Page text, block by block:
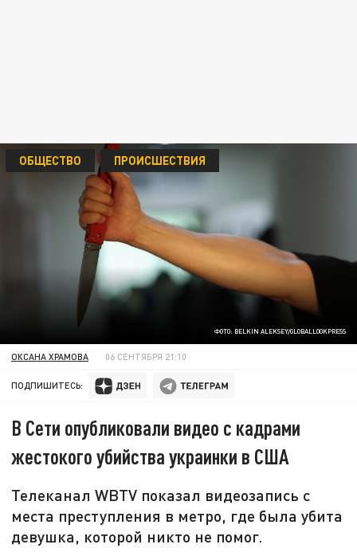
ФОТО: BELKIN ALEKSEY/GLOBALLOOKPRESS
ОБЩЕСТВО ПРОИСШЕСТВИЯ
ОКСАНА ХРАМОВА 06 СЕНТЯБРЯ 21:10
ПОДПИШИТЕСЬ:
В Сети опубликовали видео с кадрами
жестокого убийства украинки в США
Телеканал WBTV показал видеозапись с
места преступления в метро, где была убита
девушка, которой никто не помог.